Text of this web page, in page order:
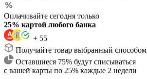
Оплачивайте сегодня только
25% картой любого банка
+ 55
Получайте товар выбранный способом
Оставшиеся 75% будут списываться
с вашей карты по 25% каждые 2 недели